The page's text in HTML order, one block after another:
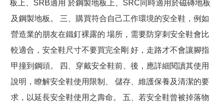
板上、SRB適用 於鋼製地板上、SRC同時適用於磁磚地板
及鋼製地板。 三、購買符合自己工作環境的安全鞋，例如
營造業的朋友在鐵釘裸露的 場所，需要防穿刺安全鞋會比
較適合，安全鞋尺寸不要買完全剛 好，走路才不會讓腳指
甲撞到鋼頭。 四、穿戴安全鞋前、後，應詳細閱讀其使用
說明，瞭解安全鞋使用限制、 儲存、維護保養及清潔的要
求，以延長安全鞋使用之壽命。 五、若安全鞋曾被掉落物